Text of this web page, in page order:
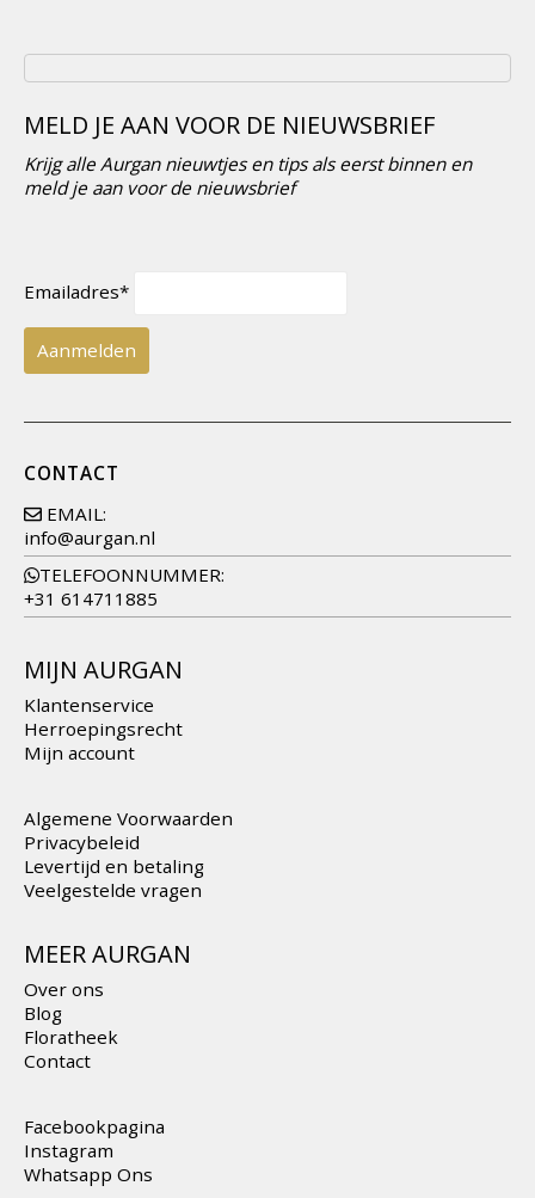
MELD JE AAN VOOR DE NIEUWSBRIEF
Krijg alle Aurgan nieuwtjes en tips als eerst binnen en
meld je aan voor de nieuwsbrief
Emailadres*
CONTACT
EMAIL:
info@aurgan.nl
TELEFOONNUMMER:
+31 614711885
MIJN AURGAN
Klantenservice
Herroepingsrecht
Mijn account
Algemene Voorwaarden
Privacybeleid
Levertijd en betaling
Veelgestelde vragen
MEER AURGAN
Over ons
Blog
Floratheek
Contact
Facebookpagina
Instagram
Whatsapp Ons